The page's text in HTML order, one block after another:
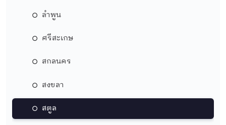
ลำพูน
ศรีสะเกษ
สกลนคร
สงขลา
สตูล